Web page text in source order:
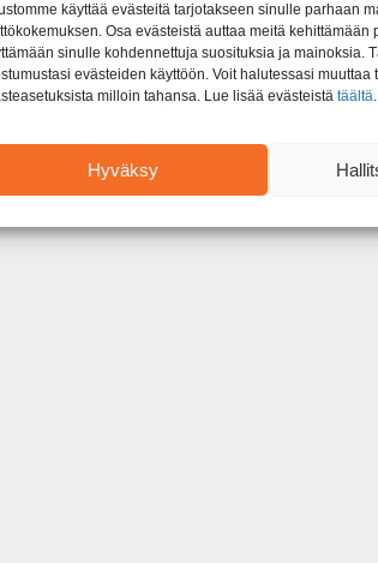
käyttää evästeitä tarjotakseen sinulle parhaan
Osa evästeistä auttaa meitä kehittämään
sinulle kohdennettuja suosituksia ja mainoksia.
evästeiden käyttöön. Voit halutessasi muuttaa
milloin tahansa. Lue lisää evästeistä täältä.
Hyväksy